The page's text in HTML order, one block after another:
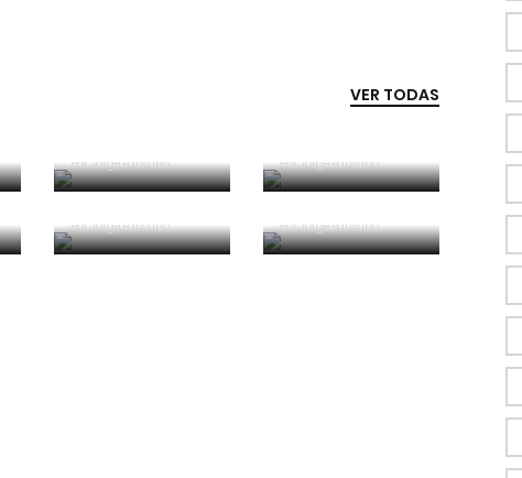
VER TODAS
PorJorge Faustino PorJorge Faustino
Critério e
PorJorge Faustino
Forma vs
PorJorge Faustino